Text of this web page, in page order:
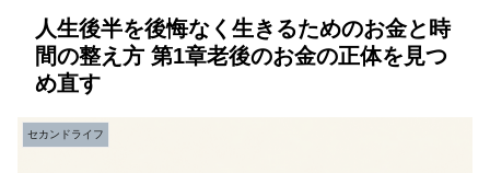
人生後半を後悔なく生きるためのお金と時
間の整え方 第1章老後のお金の正体を見つ
め直す
セカンドライフ